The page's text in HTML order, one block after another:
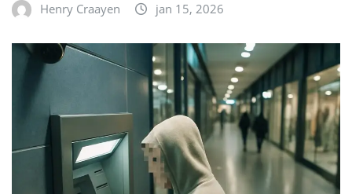
Henry Craayen jan 15, 2026